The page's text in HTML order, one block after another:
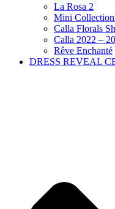
La Rosa 2
Mini Collection
Calla Florals
Calla 2022 –
Rêve Enchanté
DRESS REVEAL